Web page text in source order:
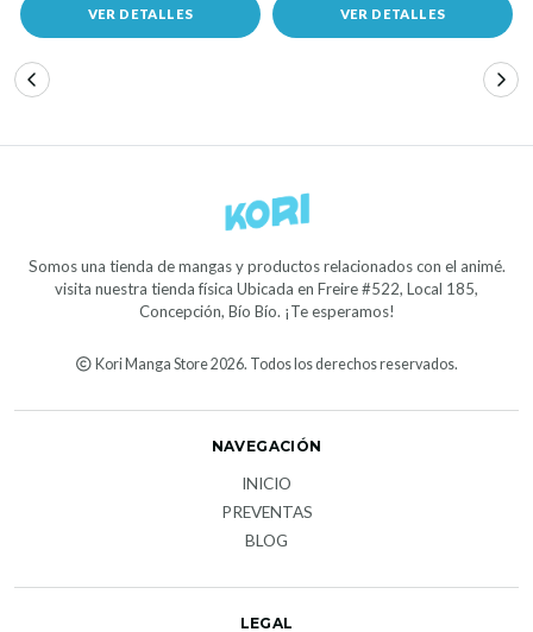
VER DETALLES VER DETALLES
Somos una tienda de mangas y productos relacionados con el animé.
visita nuestra tienda física Ubicada en Freire #522, Local 185,
Concepción, Bío Bío. ¡Te esperamos!
Kori Manga Store 2026. Todos los derechos reservados.
NAVEGACIÓN
INICIO
PREVENTAS
BLOG
LEGAL